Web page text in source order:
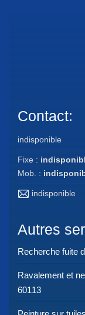
Contact:
indisponible
Fixe :
Mob. :
indisponible
Autres
Recherche fuite
Ravalement et
60113